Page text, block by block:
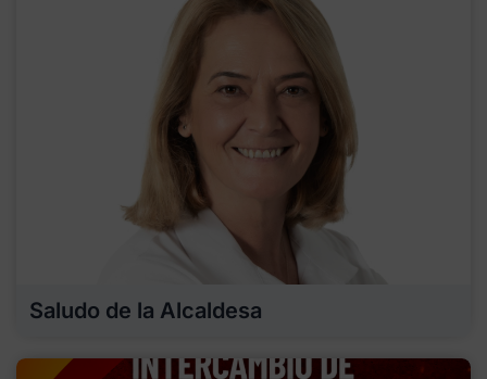
Saludo de la Alcaldesa